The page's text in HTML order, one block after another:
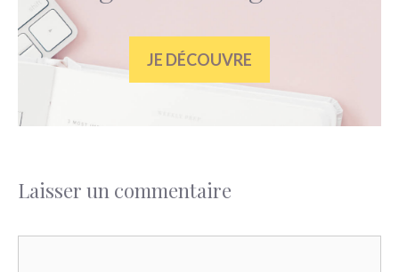
JE DÉCOUVRE
Laisser un commentaire